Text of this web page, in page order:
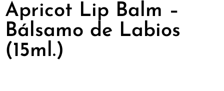
Apricot Lip Balm –
Bálsamo de Labios
(15ml.)